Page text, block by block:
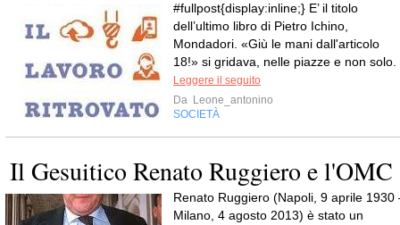
#fullpost{display:inline;} E’ il titolo
dell’ultimo libro di Pietro Ichino,
Mondadori. «Giù le mani dall'articolo
18!» si gridava, nelle piazze e non solo.
Leggere il seguito
Da Leone_antonino
SOCIETÀ
Il Gesuitico Renato Ruggiero e l'OMC
Renato Ruggiero (Napoli, 9 aprile 1930
Milano, 4 agosto 2013) è stato un